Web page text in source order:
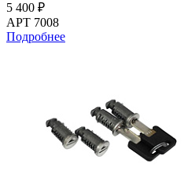
5 400 ₽
АРТ 7008
Подробнее